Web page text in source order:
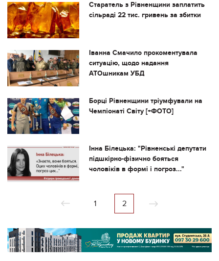
Старатель з Рівненщини заплатить
сільраді 22 тис. гривень за збитки
Іванна Смачило прокоментувала
ситуацію, щодо надання
АТОшникам УБД
Борці Рівненщини тріумфували на
Чемпіонаті Світу [+ФОТО]
Інна Білецька: "Рівненські депутати
підшкірно-фізично бояться
чоловіків в формі і погроз..."
1 2